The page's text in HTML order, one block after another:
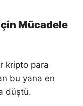
Mücadele
kripto para
bu yana en
düştü.